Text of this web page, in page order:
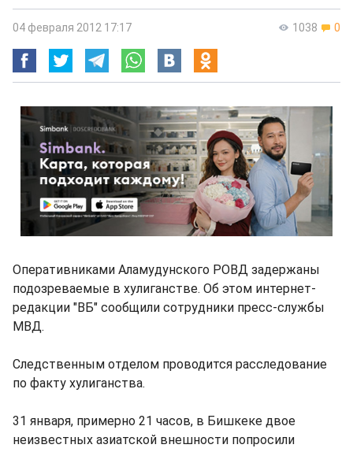
1038 0
04 февраля 2012 17:17
Оперативниками Аламудунского РОВД задержаны
подозреваемые в хулиганстве. Об этом интернет-
редакции "ВБ" сообщили сотрудники пресс-службы
МВД.
Следственным отделом проводится расследование
по факту хулиганства.
31 января, примерно 21 часов, в Бишкеке двое
неизвестных азиатской внешности попросили